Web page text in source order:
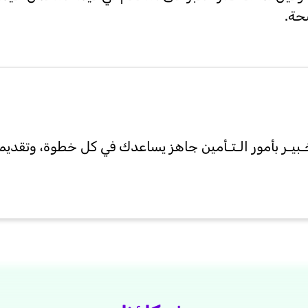
بأمور الـتـأمين جاهز يساعدك في كل خطوة،